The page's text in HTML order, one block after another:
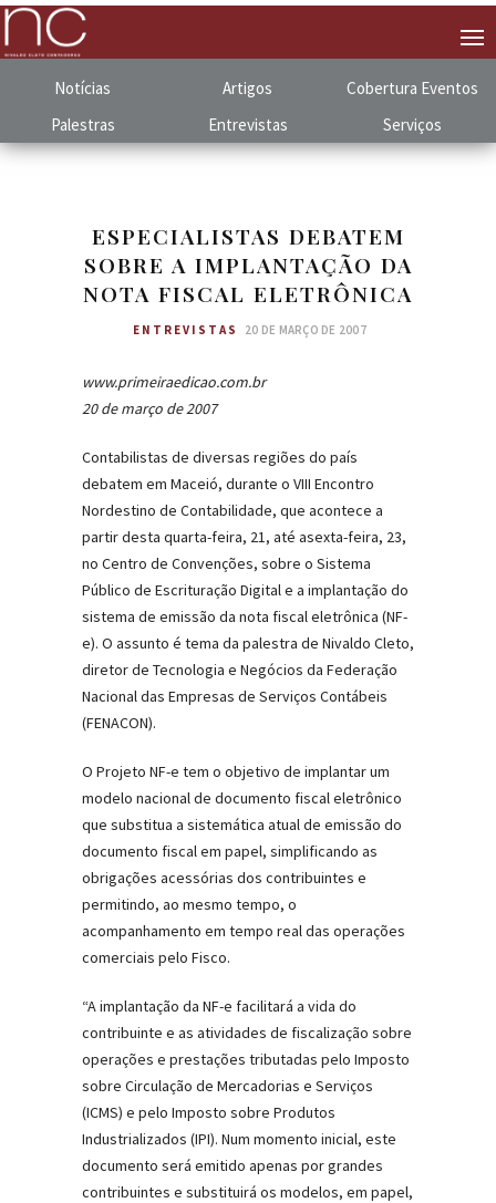
Notícias Artigos Cobertura Eventos
Palestras
Entrevistas Serviços
ESPECIALISTAS DEBATEM
SOBRE A IMPLANTAÇÃO DA
NOTA FISCAL ELETRÔNICA
ENTREVISTAS 20 DE MARÇO DE 2007
www.primeiraedicao.com.br
20 de março de 2007
Contabilistas de diversas regiões do país
debatem em Maceió, durante o VIII Encontro
Nordestino de Contabilidade, que acontece a
partir desta quarta-feira, 21, até asexta-feira, 23,
no Centro de Convenções, sobre o Sistema
Público de Escrituração Digital e a implantação do
sistema de emissão da nota fiscal eletrônica (NF-
e). O assunto é tema da palestra de Nivaldo Cleto,
diretor de Tecnologia e Negócios da Federação
Nacional das Empresas de Serviços Contábeis
(FENACON).
O Projeto NF-e tem o objetivo de implantar um
modelo nacional de documento fiscal eletrônico
que substitua a sistemática atual de emissão do
documento fiscal em papel, simplificando as
obrigações acessórias dos contribuintes e
permitindo, ao mesmo tempo, o
acompanhamento em tempo real das operações
comerciais pelo Fisco.
“A implantação da NF-e facilitará a vida do
contribuinte e as atividades de fiscalização sobre
operações e prestações tributadas pelo Imposto
sobre Circulação de Mercadorias e Serviços
(ICMS) e pelo Imposto sobre Produtos
Industrializados (IPI). Num momento inicial, este
documento será emitido apenas por grandes
contribuintes e substituirá os modelos, em papel,